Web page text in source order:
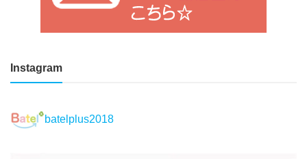
Instagram
batelplus2018